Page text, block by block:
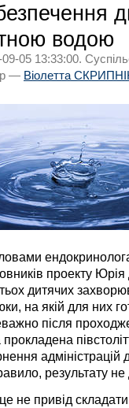
водою
09-05 13:33:00.
— Віолетта
ендокринолога
проекту
дитячих
на якій для них
після
прокладена
адміністрацій
результату
не привід